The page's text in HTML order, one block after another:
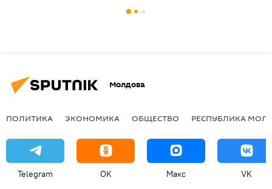
Молдова
ПОЛИТИКА ЭКОНОМИКА ОБЩЕСТВО РЕСПУБЛИКА
Telegram OK Макс VK